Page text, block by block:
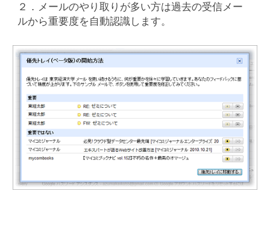
２．メールのやり取りが多い方は過去の受信メー
ルから重要度を自動認識します。